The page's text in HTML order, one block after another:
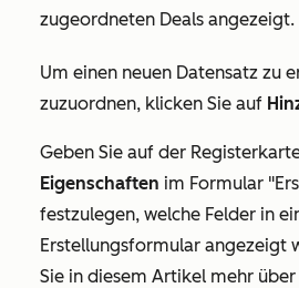
zugeordneten Deals angezeigt.
Um einen neuen Datensatz zu
zuzuordnen, klicken Sie auf
Geben Sie auf der
Eigenschaften im Formular
festzulegen, welche Felder in
Erstellungsformular angezeigt
Sie in diesem Artikel mehr über